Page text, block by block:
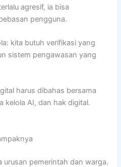
agresif, ia bisa
pengguna.
kita butuh verifikasi yang
sistem pengawasan yang
harus dibahas bersama
kelola AI, dan hak digital.
urusan pemerintah dan warga.